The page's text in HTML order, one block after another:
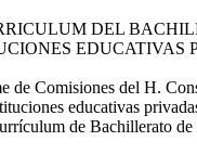
DEL
EDUCATIVAS
de Comisiones del H.
educativas
de Bachillerato